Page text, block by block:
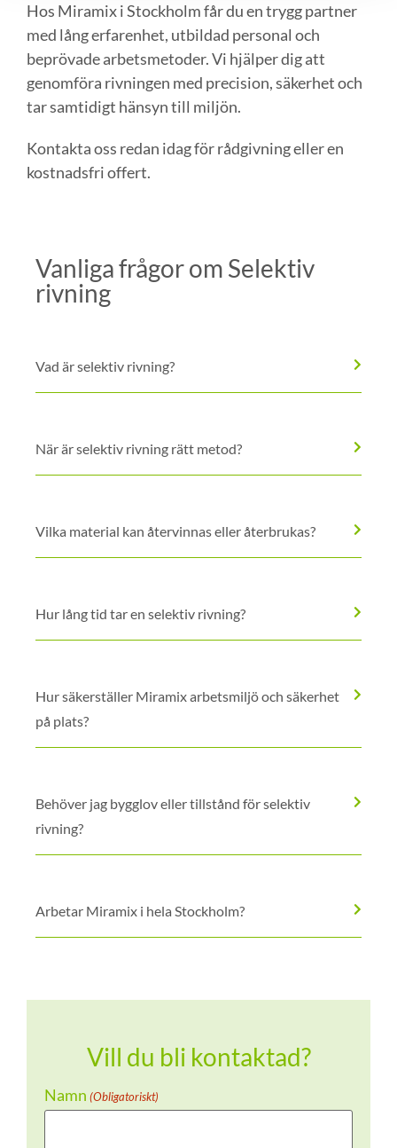
Hos Miramix i Stockholm får du en trygg partner
med lång erfarenhet, utbildad personal och
beprövade arbetsmetoder. Vi hjälper dig att
genomföra rivningen med precision, säkerhet och
tar samtidigt hänsyn till miljön.
Kontakta oss redan idag för rådgivning eller en
kostnadsfri offert.
Vanliga frågor om Selektiv
rivning
Vad är selektiv rivning?
När är selektiv rivning rätt metod?
Vilka material kan återvinnas eller återbrukas?
Hur lång tid tar en selektiv rivning?
Hur säkerställer Miramix arbetsmiljö och säkerhet
på plats?
Behöver jag bygglov eller tillstånd för selektiv
rivning?
Arbetar Miramix i hela Stockholm?
Vill du bli kontaktad?
Namn (Obligatoriskt)